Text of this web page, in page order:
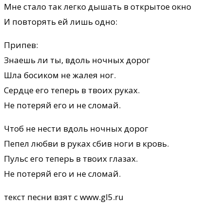
Мне стало так легко дышать в открытое окно
И повторять ей лишь одно:
Припев:
Знаешь ли ты, вдоль ночных дорог
Шла босиком не жалея ног.
Сердце его теперь в твоих руках.
Не потеряй его и не сломай.
Чтоб не нести вдоль ночных дорог
Пепел любви в руках сбив ноги в кровь.
Пульс его теперь в твоих глазах.
Не потеряй его и не сломай.
текст песни взят с www.gl5.ru